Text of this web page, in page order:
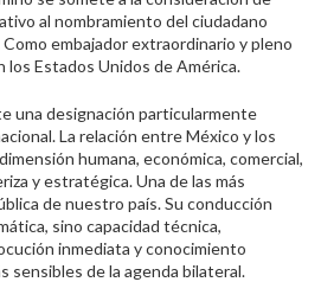
al nombramiento del ciudadano
embajador extraordinario y pleno
los Estados Unidos de América.
una designación particularmente
La relación entre México y los
humana, económica, comercial,
y estratégica. Una de las más
de nuestro país. Su conducción
sino capacidad técnica,
inmediata y conocimiento
sensibles de la agenda bilateral.